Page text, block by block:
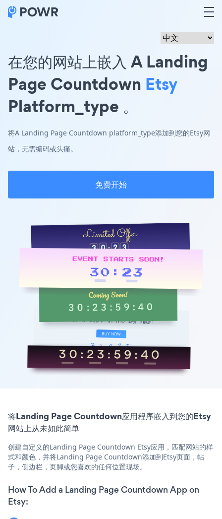
在您的网站上嵌入 A Landing
Page Countdown Etsy
Platform_type 。
将A Landing Page Countdown platform_type添加到您的Etsy网
站，无需编码或头痛。
免费开始
将Landing Page Countdown应用程序嵌入到您的Etsy
网站上从未如此简单
创建自定义的Landing Page Countdown Etsy应用，匹配网站的样
式和颜色，并将Landing Page Countdown添加到Etsy页面，帖
子，侧边栏，页脚或您喜欢的任何位置现场。
How To Add a Landing Page Countdown App on
Etsy: